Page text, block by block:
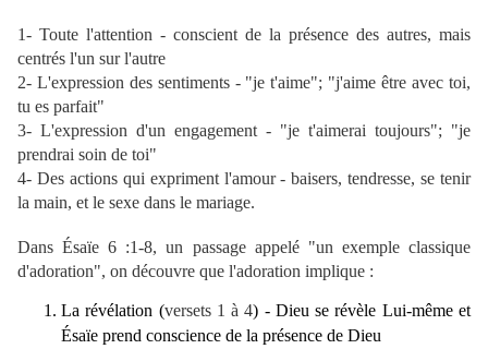
1- Toute l'attention - conscient de la présence des autres, mais
centrés l'un sur l'autre
2- L'expression des sentiments - "je t'aime"; "j'aime être avec toi,
tu es parfait"
3- L'expression d'un engagement - "je t'aimerai toujours"; "je
prendrai soin de toi"
4- Des actions qui expriment l'amour - baisers, tendresse, se tenir
la main, et le sexe dans le mariage.
DansÉsaïe 6 :1-8, un passage appelé "un exemple classique
d'adoration", on découvre que l'adoration implique :
La révélation (versets 1 à 4) - Dieu se révèle Lui-même et
Ésaïe prend conscience de la présence de Dieu